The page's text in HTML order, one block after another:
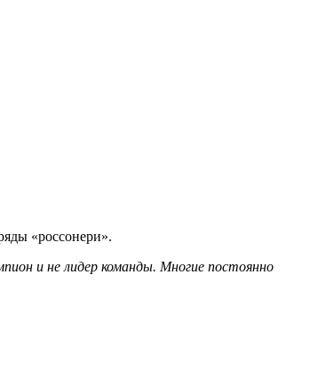
«россонери».
и не лидер команды. Многие постоянно